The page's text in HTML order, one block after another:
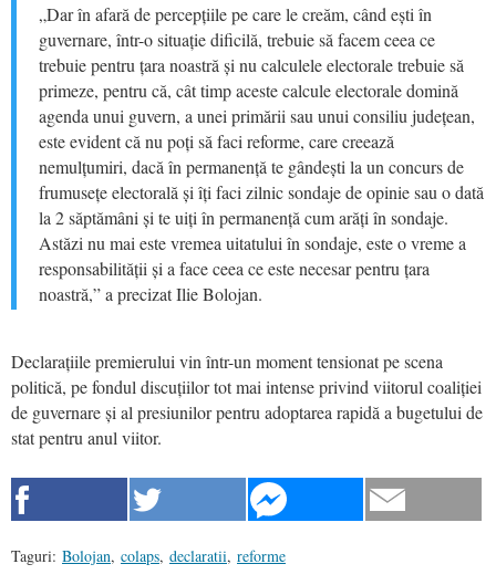
„Dar în afară de percepțiile pe care le creăm, când ești în
guvernare, într-o situație dificilă, trebuie să facem ceea ce
trebuie pentru țara noastră și nu calculele electorale trebuie să
primeze, pentru că, cât timp aceste calcule electorale domină
agenda unui guvern, a unei primării sau unui consiliu județean,
este evident că nu poți să faci reforme, care creează
nemulțumiri, dacă în permanență te gândești la un concurs de
frumusețe electorală și îți faci zilnic sondaje de opinie sau o dată
la 2 săptămâni și te uiți în permanență cum arăți în sondaje.
Astăzi nu mai este vremea uitatului în sondaje, este o vreme a
responsabilității și a face ceea ce este necesar pentru țara
noastră,” a precizat Ilie Bolojan.
Declarațiile premierului vin într-un moment tensionat pe scena
politică, pe fondul discuțiilor tot mai intense privind viitorul coaliției
de guvernare și al presiunilor pentru adoptarea rapidă a bugetului de
stat pentru anul viitor.
Taguri: Bolojan, colaps, declaratii, reforme